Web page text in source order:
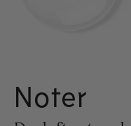
Noter